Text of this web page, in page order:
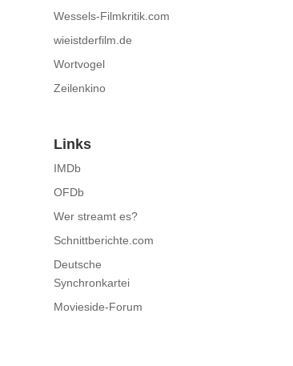
Wessels-Filmkritik.com
wieistderfilm.de
Wortvogel
Zeilenkino
Links
IMDb
OFDb
Wer streamt es?
Schnittberichte.com
Deutsche
Synchronkartei
Movieside-Forum